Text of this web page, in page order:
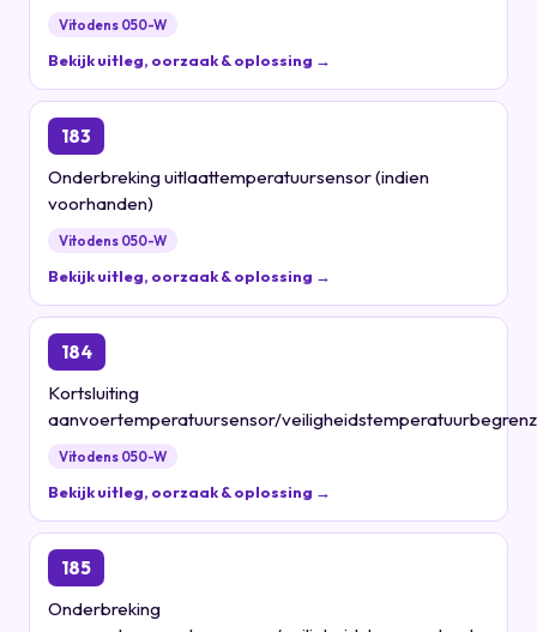
Vitodens 050-W
Bekijk uitleg, oorzaak & oplossing →
183
Onderbreking uitlaattemperatuursensor (indien
voorhanden)
Vitodens 050-W
Bekijk uitleg, oorzaak & oplossing →
184
Kortsluiting
aanvoertemperatuursensor/
Vitodens 050-W
Bekijk uitleg, oorzaak & oplossing →
185
Onderbreking